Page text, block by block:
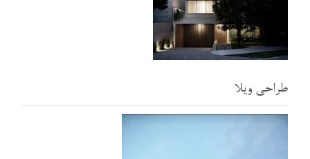
طراحی ویلا